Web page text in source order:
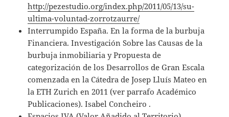
http://pezestudio.org/index.php/2011/05/13/su-
ultima-voluntad-zorrotzaurre/
Interrumpido España. En la forma de la burbuja
Financiera. Investigación Sobre las Causas de la
burbuja inmobiliaria y Propuesta de
categorización de los Desarrollos de Gran Escala
comenzada en la Cátedra de Josep Lluís Mateo en
la ETH Zurich en 2011 (ver parrafo Académico
Publicaciones). Isabel Concheiro .